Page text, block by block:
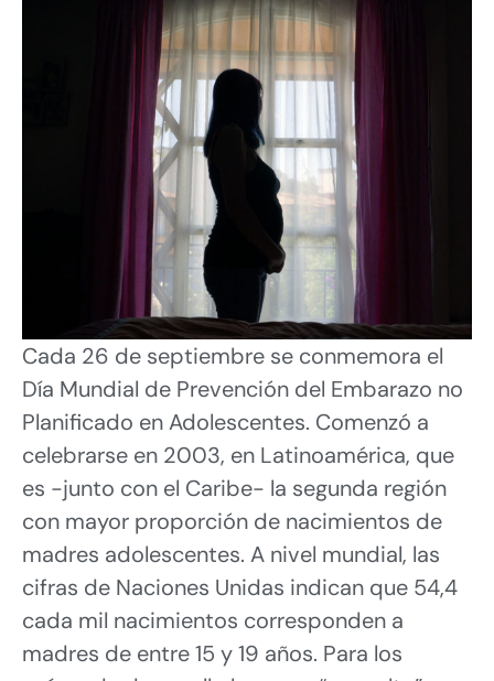
Cada 26 de septiembre se conmemora el
Día Mundial de Prevención del Embarazo no
Planificado en Adolescentes. Comenzó a
celebrarse en 2003, en Latinoamérica, que
es -junto con el Caribe- la segunda región
con mayor proporción de nacimientos de
madres adolescentes. A nivel mundial, las
cifras de Naciones Unidas indican que 54,4
cada mil nacimientos corresponden a
madres de entre 15 y 19 años. Para los